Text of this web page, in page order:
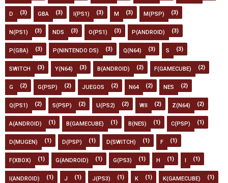
D (3) GBA (3) I(PS1) (3) M (3) M(PSP) (3)
N(PS1) (3) NDS (3) O(PS1) (3) P(ANDROID) (3)
P(GBA) (3) P(NINTENDO DS) (3) Q(N64) (3) S (3)
SWITCH (3) Y(N64) (3) B(ANDROID) (2) F(GAMECUBE) (2)
G (2) G(PSP) (2) JUEGOS (2) N64 (2) NES (2)
Q(PS1) (2) S(PSP) (2) U(PS2) (2) WII (2) Z(N64) (2)
A(ANDROID) (1) B(GAMECUBE) (1) B(NES) (1) C(PSP) (1)
D(MUGEN) (1) D(PSP) (1) D(SWITCH) (1) F (1)
F(XBOX) (1) G(ANDROID) (1) G(PS3) (1) H (1) (1)
I(ANDROID) (1) J (1) J(PS3) (1) K (1) K(GAMECUBE) (1)